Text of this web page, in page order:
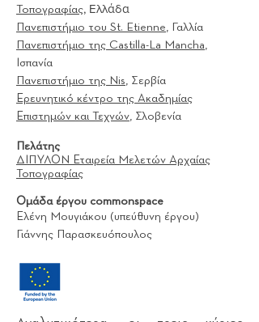
Τοπογραφίας, Ελλάδα
Πανεπιστήμιο του St. Etienne, Γαλλία
Πανεπιστήμιο της Castilla-La Mancha,
Ισπανία
Πανεπιστήμιο της Nis, Σερβία
Ερευνητικό κέντρο της Ακαδημίας
Επιστημών και Τεχνών, Σλοβενία
Πελάτης
ΔΙΠΥΛΟΝ Εταιρεία Μελετών Αρχαίας
Τοπογραφίας
Ομάδα έργου commonspace
Ελένη Μουγιάκου (υπεύθυνη έργου)
Γιάννης Παρασκευόπουλος